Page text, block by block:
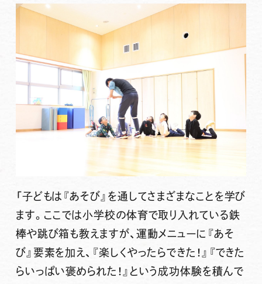
「子どもは『あそび』を通してさまざまなことを学び
ます。ここでは小学校の体育で取り入れている鉄
棒や跳び箱も教えますが、運動メニューに『あそ
び』要素を加え、『楽しくやったらできた！』『できた
らいっぱい褒められた！』という成功体験を積んで